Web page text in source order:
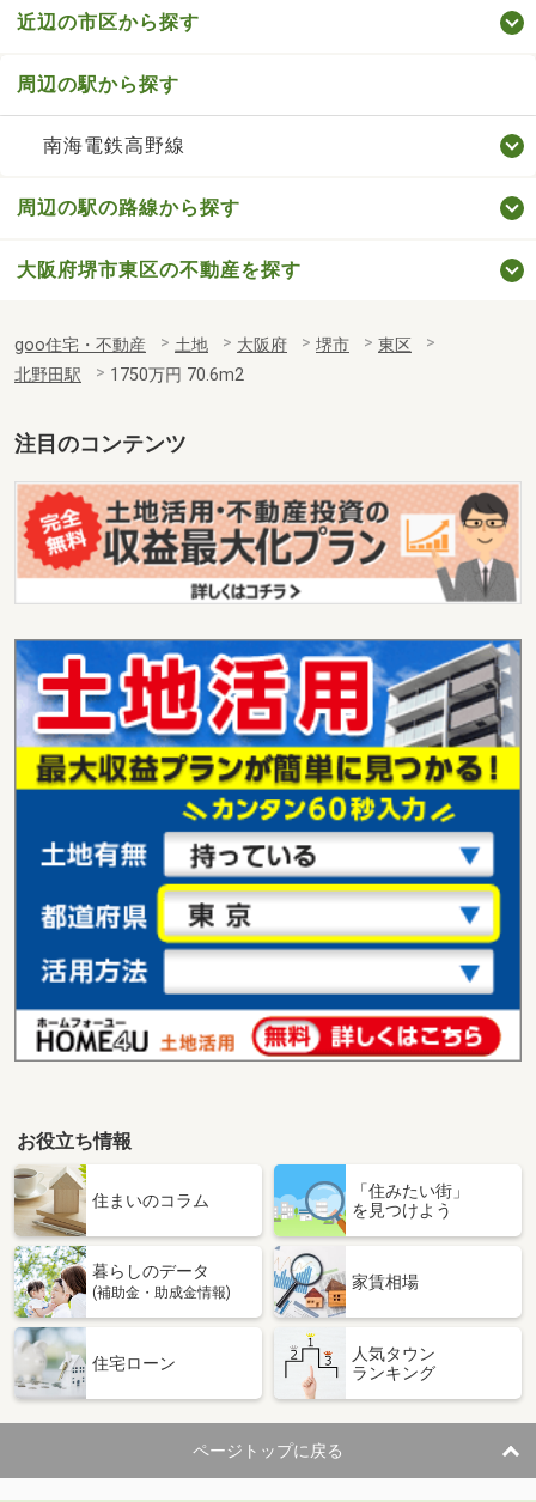
近辺の市区から探す
周辺の駅から探す
南海電鉄高野線
周辺の駅の路線から探す
大阪府堺市東区の不動産を探す
goo住宅・不動産 土地 大阪府 堺市
東区
北野田駅
1750万円 70.6m2
注目のコンテンツ
お役立ち情報
住まいのコラム
「住みたい街」
を見つけよう
暮らしのデータ
(補助金・助成金情報)
家賃相場
住宅ローン
人気タウン
ランキング
ページトップに戻る